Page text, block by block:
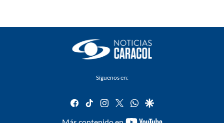
Síguenos en:
facebook
tiktok instagram
twitterwhatsapp
google
youtube-